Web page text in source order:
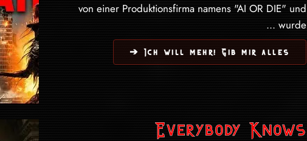
von einer Produktionsfirma namens "AI OR DIE" und
wurde ...
Ich will mehr! Gib mir alles ➔
Everybody Knows